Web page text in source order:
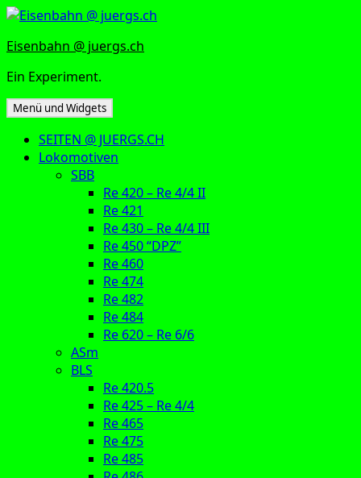
Zum
springen
Eisenbahn @ juergs.ch
Ein Experiment.
Menü und Widgets
SEITEN @ JUERGS.CH
Lokomotiven
SBB
Re 420 – Re 4/4 II
Re 421
Re 430 – Re 4/4 III
Re 450 “DPZ”
Re 460
Re 474
Re 482
Re 484
Re 620 – Re 6/6
ASm
BLS
Re 420.5
Re 425 – Re 4/4
Re 465
Re 475
Re 485